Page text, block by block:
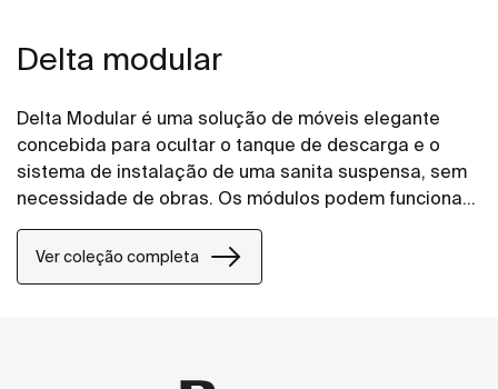
Delta modular
Delta Modular é uma solução de móveis elegante
concebida para ocultar o tanque de descarga e o
sistema de instalação de uma sanita suspensa, sem
necessidade de obras. Os módulos podem funcionar
em conjunto ou de forma independente, permitindo
misturar, combinar e configurar cada elemento de
acordo com a sua visão. Adapte-o ao seu espaço e
Ver coleção completa